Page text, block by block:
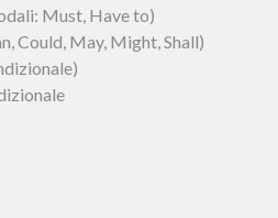
Must, Have to)
Could, May, Might, Shall)